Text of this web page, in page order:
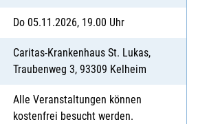
Do 05.11.2026, 19.00 Uhr
Caritas-Krankenhaus St. Lukas,
Traubenweg 3, 93309 Kelheim
Alle Veranstaltungen können
kostenfrei besucht werden.